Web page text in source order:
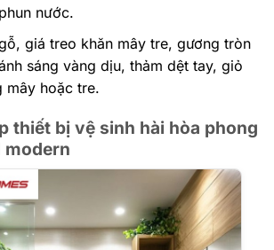
nước.
giá treo khăn mây tre, gương tròn
sáng vàng dịu, thảm dệt tay, giỏ
mây hoặc tre.
thiết bị vệ sinh hài hòa phong
modern